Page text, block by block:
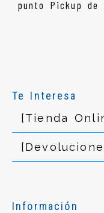
Te Interesa
[Tienda
Información